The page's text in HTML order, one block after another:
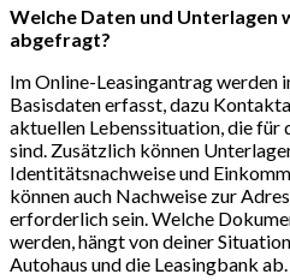
Welche Daten und Unterlagen
abgefragt?
Im Online-Leasingantrag werden
Basisdaten erfasst, dazu
aktuellen Lebenssituation, die
sind. Zusätzlich können
Identitätsnachweise und
können auch Nachweise zur
erforderlich sein. Welche
werden, hängt von deiner
Autohaus und die Leasingbank ab.